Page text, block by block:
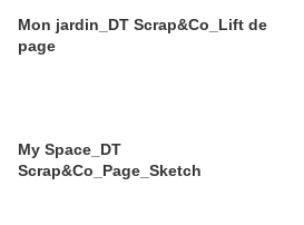
Mon jardin_DT Scrap&Co_Lift de
page
My Space_DT
Scrap&Co_Page_Sketch